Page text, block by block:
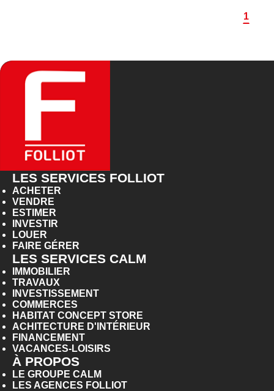
1
LES SERVICES FOLLIOT
ACHETER
VENDRE
ESTIMER
INVESTIR
LOUER
FAIRE GÉRER
LES SERVICES CALM
IMMOBILIER
TRAVAUX
INVESTISSEMENT
COMMERCES
HABITAT CONCEPT STORE
ACHITECTURE D'INTÉRIEUR
FINANCEMENT
VACANCES-LOISIRS
À PROPOS
LE GROUPE CALM
LES AGENCES FOLLIOT